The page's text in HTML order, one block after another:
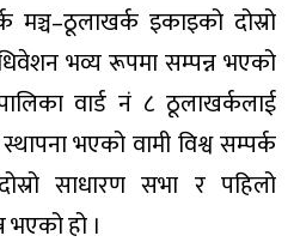
मञ्च–ठूलाखर्क इकाइको दोस्रो
भव्य रूपमा सम्पन्न भएको
वार्ड नं ८ ठूलाखर्कलाई
भएको वामी विश्व सम्पर्क
साधारण सभा र पहिलो
हो ।